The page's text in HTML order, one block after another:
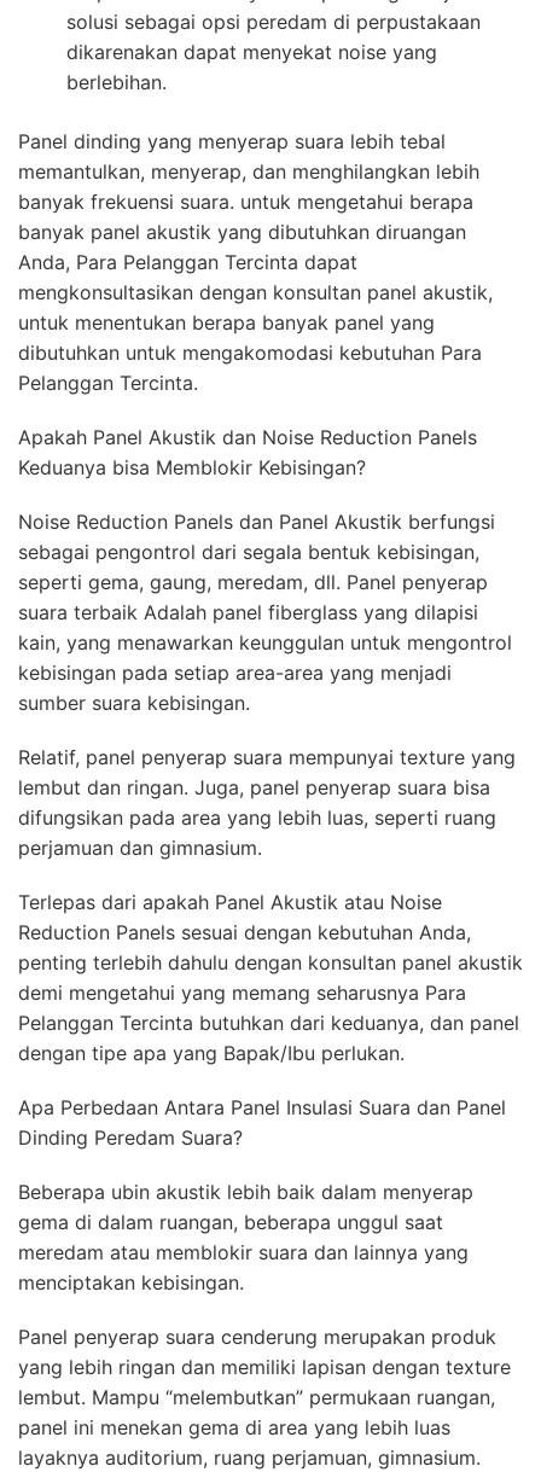
solusi sebagai opsi peredam di perpustakaan
dikarenakan dapat menyekat noise yang
berlebihan.
Panel dinding yang menyerap suara lebih tebal
memantulkan, menyerap, dan menghilangkan lebih
banyak frekuensi suara. untuk mengetahui berapa
banyak panel akustik yang dibutuhkan diruangan
Anda, Para Pelanggan Tercinta dapat
mengkonsultasikan dengan konsultan panel akustik,
untuk menentukan berapa banyak panel yang
dibutuhkan untuk mengakomodasi kebutuhan Para
Pelanggan Tercinta.
Apakah Panel Akustik dan Noise Reduction Panels
Keduanya bisa Memblokir Kebisingan?
Noise Reduction Panels dan Panel Akustik berfungsi
sebagai pengontrol dari segala bentuk kebisingan,
seperti gema, gaung, meredam, dll. Panel penyerap
suara terbaik Adalah panel fiberglass yang dilapisi
kain, yang menawarkan keunggulan untuk mengontrol
kebisingan pada setiap area-area yang menjadi
sumber suara kebisingan.
Relatif, panel penyerap suara mempunyai texture yang
lembut dan ringan. Juga, panel penyerap suara bisa
difungsikan pada area yang lebih luas, seperti ruang
perjamuan dan gimnasium.
Terlepas dari apakah Panel Akustik atau Noise
Reduction Panels sesuai dengan kebutuhan Anda,
penting terlebih dahulu dengan konsultan panel akustik
demi mengetahui yang memang seharusnya Para
Pelanggan Tercinta butuhkan dari keduanya, dan panel
dengan tipe apa yang Bapak/Ibu perlukan.
Apa Perbedaan Antara Panel Insulasi Suara dan Panel
Dinding Peredam Suara?
Beberapa ubin akustik lebih baik dalam menyerap
gema di dalam ruangan, beberapa unggul saat
meredam atau memblokir suara dan lainnya yang
menciptakan kebisingan.
Panel penyerap suara cenderung merupakan produk
yang lebih ringan dan memiliki lapisan dengan texture
lembut. Mampu “melembutkan” permukaan ruangan,
panel ini menekan gema di area yang lebih luas
layaknya auditorium, ruang perjamuan, gimnasium.